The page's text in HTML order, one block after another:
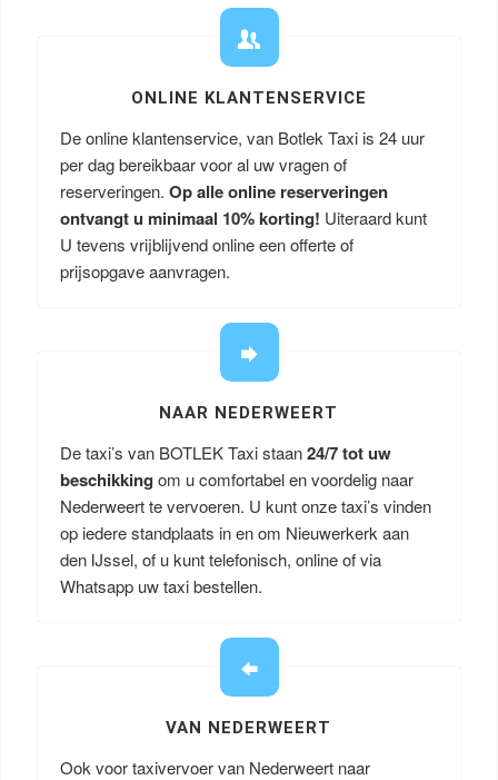
ONLINE KLANTENSERVICE
De online klantenservice, van Botlek Taxi is 24 uur
per dag bereikbaar voor al uw vragen of
reserveringen. Op alle online reserveringen
ontvangt u minimaal 10% korting! Uiteraard kunt
U tevens vrijblijvend online een offerte of
prijsopgave aanvragen.
NAAR NEDERWEERT
De taxi’s van BOTLEK Taxi staan24/7 tot uw
beschikking om u comfortabel en voordelig naar
Nederweert te vervoeren. U kunt onze taxi’s vinden
op iedere standplaats in en om Nieuwerkerk aan
den IJssel, of u kunt telefonisch, online of via
Whatsapp uw taxi bestellen.
VAN NEDERWEERT
Ook voor taxivervoer van Nederweert naar